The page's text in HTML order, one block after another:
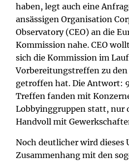
haben, legt auch eine
ansässigen Organisation
Observatory (CEO) an die
Kommission nahe. CEO
sich die Kommission im
Vorbereitungstreffen zu
getroffen hat. Die Antwort:
Treffen fanden mit
Lobbyinggruppen statt, nur
Handvoll mit
Noch deutlicher wird dieses
Zusammenhang mit den